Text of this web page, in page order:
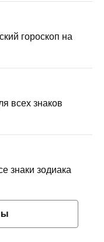
гороскоп на
всех знаков
знаки зодиака